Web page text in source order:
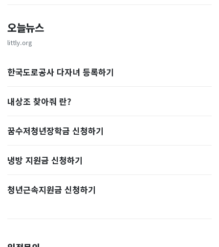
오늘뉴스
littly.org
한국도로공사 다자녀 등록하기
내상조 찾아줘 란?
꿈수저청년장학금 신청하기
냉방 지원금 신청하기
청년근속지원금 신청하기